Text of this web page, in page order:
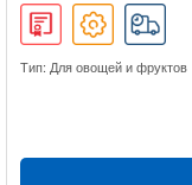
Тип: Для овощей и фруктов